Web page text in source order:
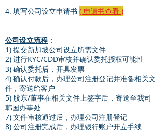
4. 填写公司设立申请书 ( 申请书查看 )
公司设立流程 ：
1) 提交新加坡公司设立所需文件
2) 进行KYC/CDD审核并确认委托授权可能性
3) 确认委托后，开具发票
4) 确认付款后，办理公司注册登记并准备相关文
件，寄送给客户
5) 股东/董事在相关文件上签字后，寄送至我司
韩国办事处
7) 文件审核通过后，办理公司注册登记
8) 公司注册完成后，办理银行账户开立手续